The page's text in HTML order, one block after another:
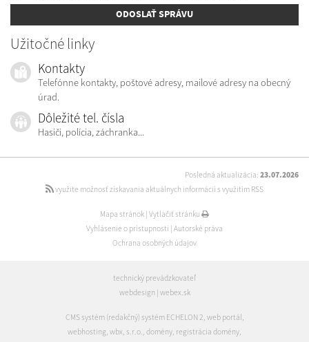
ODOSLAŤ SPRÁVU
Užitočné linky
Kontakty
Telefónne kontakty, poštové adresy, mailové adresy na obecný
úrad.
Dôležité tel. čísla
Hasiči, polícia, záchranka...
Posledná aktualizácia: 23.07.2026
využite možnosť získavania aktuálnych informácií s využitím RSS
Mapa stránok | Vytlačiť stránku
Vyhlásenie o prístupnosti | Autorské práva
Ochrana osobných údajov
technický prevádzkovateľ
webdesign | webex.sk
CMS systém (redakčný) systém ECHELON 2 web portál
webhosting wbx, s.r.o. domény registrácia domény